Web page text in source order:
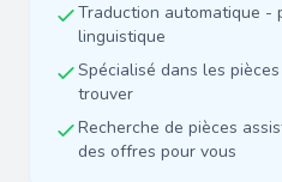
Traduction automatique -
linguistique
Spécialisé dans les
trouver
Recherche de pièces
des offres pour vous